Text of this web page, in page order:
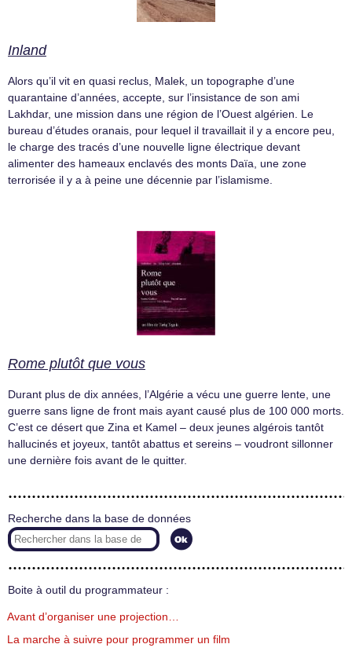
Inland
Alors qu’il vit en quasi reclus, Malek, un topographe d’une
quarantaine d’années, accepte, sur l’insistance de son ami
Lakhdar, une mission dans une région de l’Ouest algérien. Le
bureau d’études oranais, pour lequel il travaillait il y a encore peu,
le charge des tracés d’une nouvelle ligne électrique devant
alimenter des hameaux enclavés des monts Daïa, une zone
terrorisée il y a à peine une décennie par l’islamisme.
Rome plutôt que vous
Durant plus de dix années, l’Algérie a vécu une guerre lente, une
guerre sans ligne de front mais ayant causé plus de 100 000 morts.
C’est ce désert que Zina et Kamel – deux jeunes algérois tantôt
hallucinés et joyeux, tantôt abattus et sereins – voudront sillonner
une dernière fois avant de le quitter.
Recherche dans la base de données
Boite à outil du programmateur :
Avant d’organiser une projection…
La marche à suivre pour programmer un film